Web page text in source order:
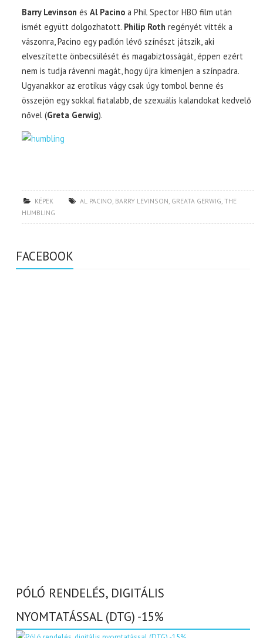
Barry Levinson ésAl Pacino a Phil Spector HBO film után
ismét együtt dolgozhatott. Philip Roth regényét vitték a
vászonra, Pacino egy padlón lévő színészt játszik, aki
elveszítette önbecsülését és magabiztosságát, éppen ezért
nem is tudja rávenni magát, hogy újra kimenjen a színpadra.
Ugyanakkor az erotikus vágy csak úgy tombol benne és
összejön egy sokkal fiatalabb, de szexuális kalandokat kedvelő
nővel (Greta Gerwig).
KÉPEK AL PACINO, BARRY LEVINSON, GREATA GERWIG,THE
HUMBLING
FACEBOOK
PÓLÓ RENDELÉS, DIGITÁLIS
NYOMTATÁSSAL (DTG) -15%